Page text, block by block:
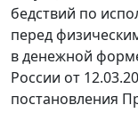
бедствий по
перед
в денежной
России от
постановления